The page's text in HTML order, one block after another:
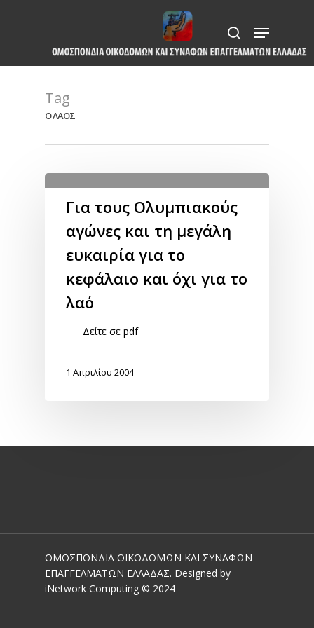
content
search
Menu
Tag
Ο ΛΑΟΣ
Για τους Ολυμπιακούς
αγώνες και τη μεγάλη
ευκαιρία για το
κεφάλαιο και όχι για το
λαό
Δείτε σε pdf
1 Απριλίου 2004
ΟΜΟΣΠΟΝΔΙΑ ΟΙΚΟΔΟΜΩΝ ΚΑΙ ΣΥΝΑΦΩΝ
ΕΠΑΓΓΕΛΜΑΤΩΝ ΕΛΛΑΔΑΣ. Designed by
iNetwork Computing © 2024